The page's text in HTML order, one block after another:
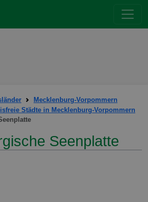
Mecklenburg-Vorpommern
Städte in Mecklenburg-Vorpommern
Seenplatte